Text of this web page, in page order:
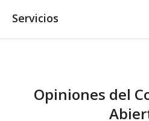
Servicios
Comedor / Cafetería -
Opiniones del